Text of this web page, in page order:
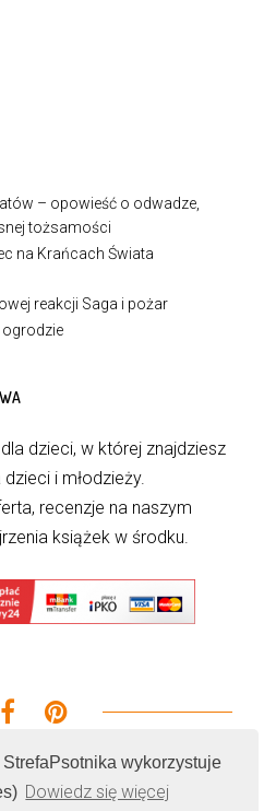
wykorzystuje
Dowiedz się więcej
– opowieść o odwadze,
tożsamości
na Krańcach Świata
reakcji Saga i pożar
ogrodzie
dzieci, w której znajdziesz
i młodzieży.
recenzje na naszym
książek w środku.
zastrzeżone. Realizacja i